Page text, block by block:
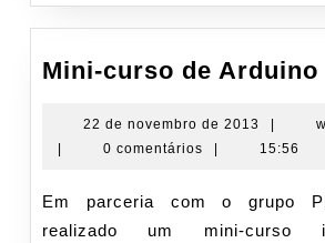
Mini-curso de Arduino
22 de novembro de 2013
22
de
de
0 comentários 15:56
Em parceria com o grupo PET-CoCE será
realizado um mini-curso